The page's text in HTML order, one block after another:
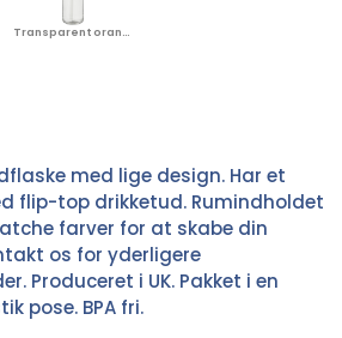
Transparent orange
med lige design. Har et
flip-top drikketud. Rumindholdet
farver for at skabe din
os for yderligere
Produceret i UK. Pakket i en
pose. BPA fri.